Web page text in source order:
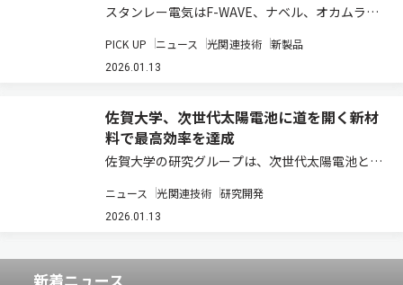
スタンレー電気はF-WAVE、ナベル、オカムラ、
ル・ヴィルパント国際展示場で2026年1月15日か
ら19日まで開催される、ライフスタイルの最新ト
PICK UP ニュース 光関連技術 新製品
2026.01.13
佐賀大学、次世代太陽電池に道を開く新材
料で最高効率を達成
佐賀大学の研究グループは、次世代太陽電池とし
であるZnTe（テルル化亜鉛）を用いた太陽電池
において、世界最高とする変換効率を達成した
ニュース 光関連技術 研究開発
2026.01.13
新着ニュース